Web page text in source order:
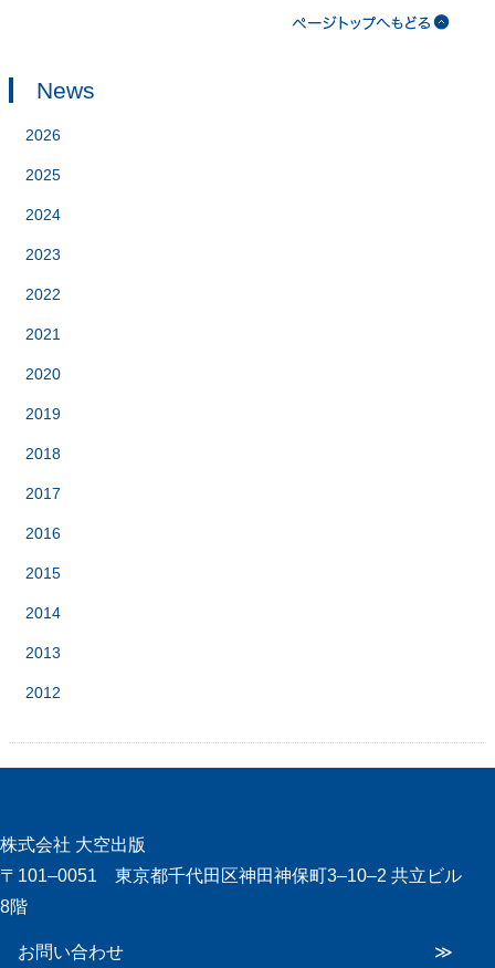
News
2026
2025
2024
2023
2022
2021
2020
2019
2018
2017
2016
2015
2014
2013
2012
株式会社 大空出版
〒101‒0051 東京都千代田区神田神保町3‒10‒2 共立ビル
8階
お問い合わせ